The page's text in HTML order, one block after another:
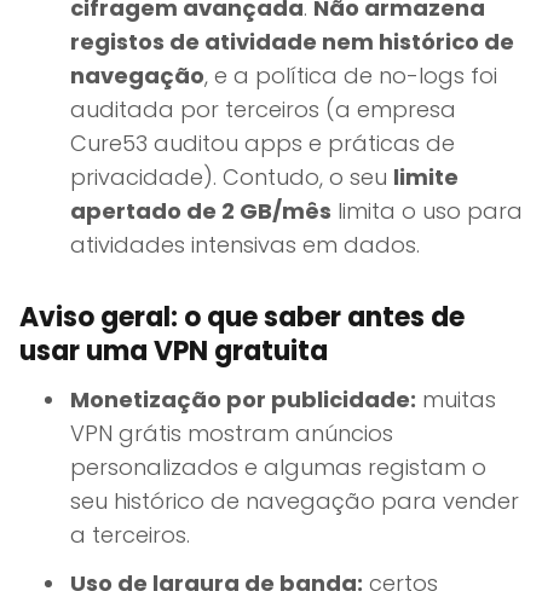
cifragem avançada. Não armazena
registos de atividade nem histórico de
navegação, e a política de no-logs foi
auditada por terceiros (a empresa
Cure53 auditou apps e práticas de
privacidade). Contudo, o seu limite
apertado de 2 GB/mês limita o uso para
atividades intensivas em dados.
Aviso geral: o que saber antes de
usar uma VPN gratuita
Monetização por publicidade: muitas
VPN grátis mostram anúncios
personalizados e algumas registam o
seu histórico de navegação para vender
a terceiros.
Uso de largura de banda: certos